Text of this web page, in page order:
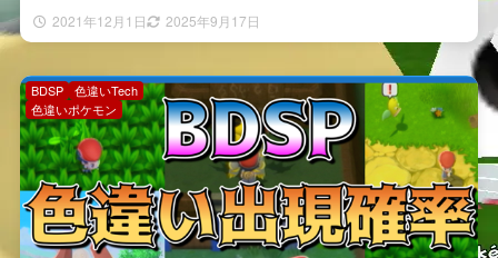
2021年12月1日
2025年9月17日
BDSP
色違いTech
色違いポケモン